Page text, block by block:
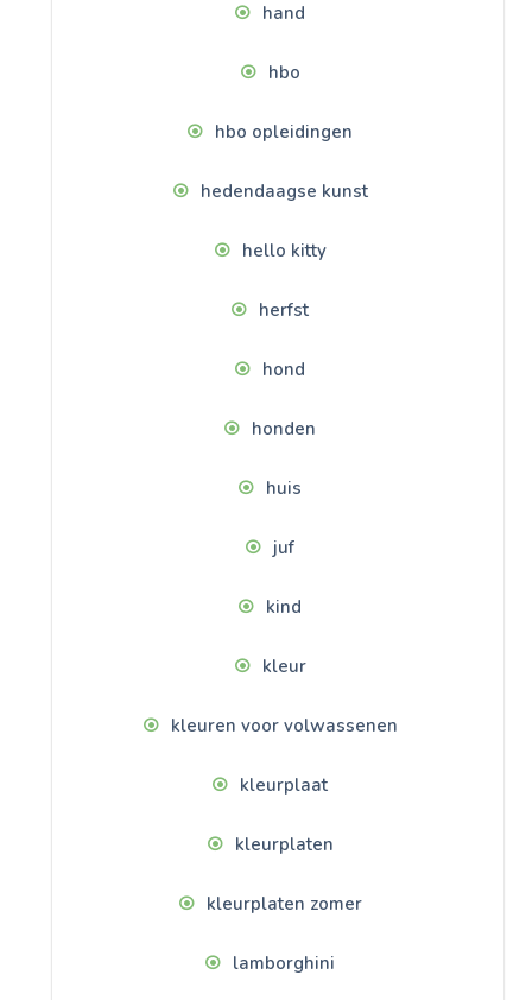
hand
hbo
hbo opleidingen
hedendaagse kunst
hello kitty
herfst
hond
honden
huis
juf
kind
kleur
kleuren voor volwassenen
kleurplaat
kleurplaten
kleurplaten zomer
lamborghini